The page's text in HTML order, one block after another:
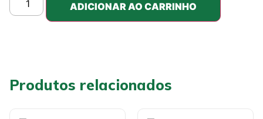
ADICIONAR AO CARRINHO
Produtos relacionados